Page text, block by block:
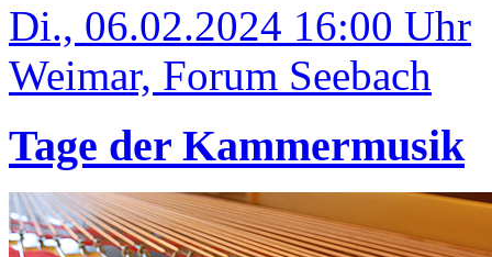
Di., 06.02.2024 16:00 Uhr
Weimar, Forum Seebach
Tage der Kammermusik